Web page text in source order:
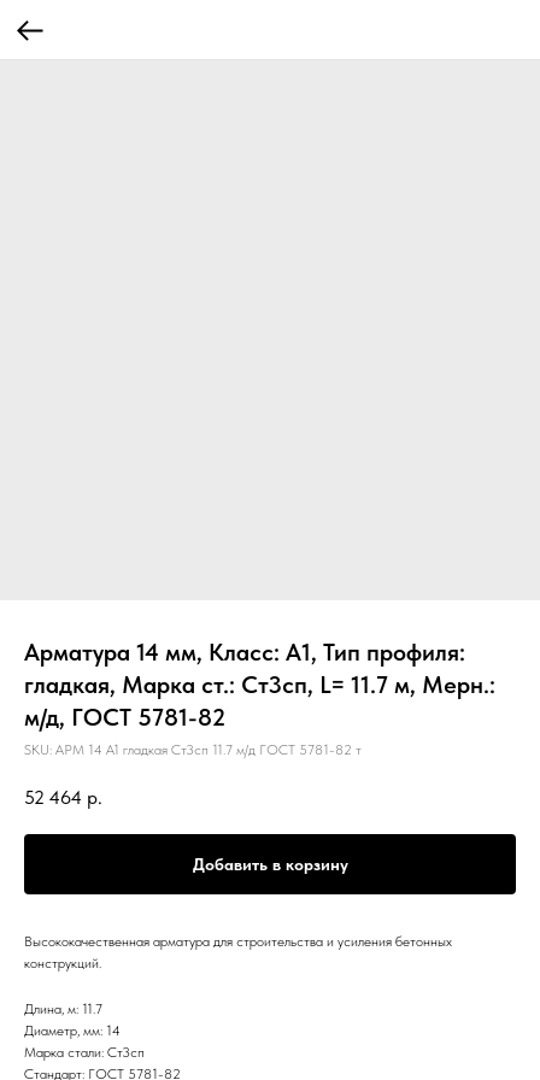
Арматура 14 мм, Класс: А1, Тип профиля:
гладкая, Марка ст.: Ст3сп, L= 11.7 м, Мерн.:
м/д, ГОСТ 5781-82
SKU: АРМ 14 А1 гладкая Ст3сп 11.7 м/д ГОСТ 5781-82 т
52 464 р.
Добавить в корзину
Высококачественная арматура для строительства и усиления бетонных
конструкций.
Длина, м: 11.7
Диаметр, мм: 14
Марка стали: Ст3сп
Стандарт: ГОСТ 5781-82